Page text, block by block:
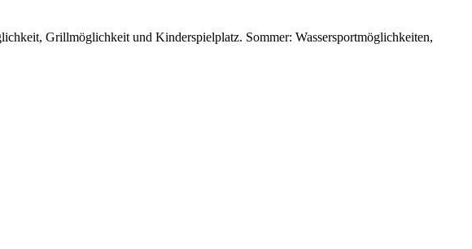
Grillmöglichkeit und Kinderspielplatz. Sommer: Wassersportmöglichkeiten,